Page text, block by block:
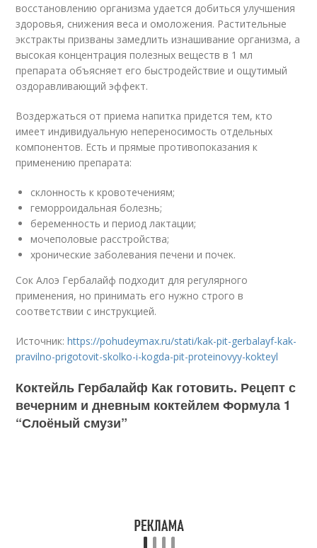
восстановлению организма удается добиться улучшения
здоровья, снижения веса и омоложения. Растительные
экстракты призваны замедлить изнашивание организма, а
высокая концентрация полезных веществ в 1 мл
препарата объясняет его быстродействие и ощутимый
оздоравливающий эффект.
Воздержаться от приема напитка придется тем, кто
имеет индивидуальную непереносимость отдельных
компонентов. Есть и прямые противопоказания к
применению препарата:
склонность к кровотечениям;
геморроидальная болезнь;
беременность и период лактации;
мочеполовые расстройства;
хронические заболевания печени и почек.
Сок Алоэ Гербалайф подходит для регулярного
применения, но принимать его нужно строго в
соответствии с инструкцией.
Источник:https://pohudeymax.ru/stati/kak-pit-gerbalayf-kak-
pravilno-prigotovit-skolko-i-kogda-pit-proteinovyy-kokteyl
Коктейль Гербалайф Как готовить. Рецепт с
вечерним и дневным коктейлем Формула 1
“Слоёный смузи”